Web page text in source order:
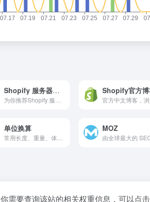
Shopify 服务器检测 Shopify官方
单位换算 MOZ
需要查询该站的相关权重信息，可以点